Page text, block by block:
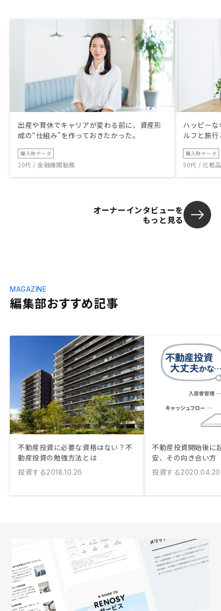
出産や育休でキャリアが変わる前に、資産形
成の“仕組み”を作っておきたかった。
購入時データ
20代 / 金融機関勤務
ハッピー
ルフと旅
購入時データ
50代 / 化粧
オーナーインタビューを
もっと見る
編集部おすすめ記事
MAGAZINE
不動産投資に必要な資格はない？不
動産投資の勉強方法とは
投資する2018.10.26
不動産投資開始後に
安、その向き合い方
投資する2020.04.20